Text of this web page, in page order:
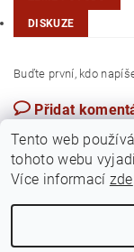
DISKUZE
Buďte první, kdo
Přidat
Tento web
tohoto webu
Více informací zde